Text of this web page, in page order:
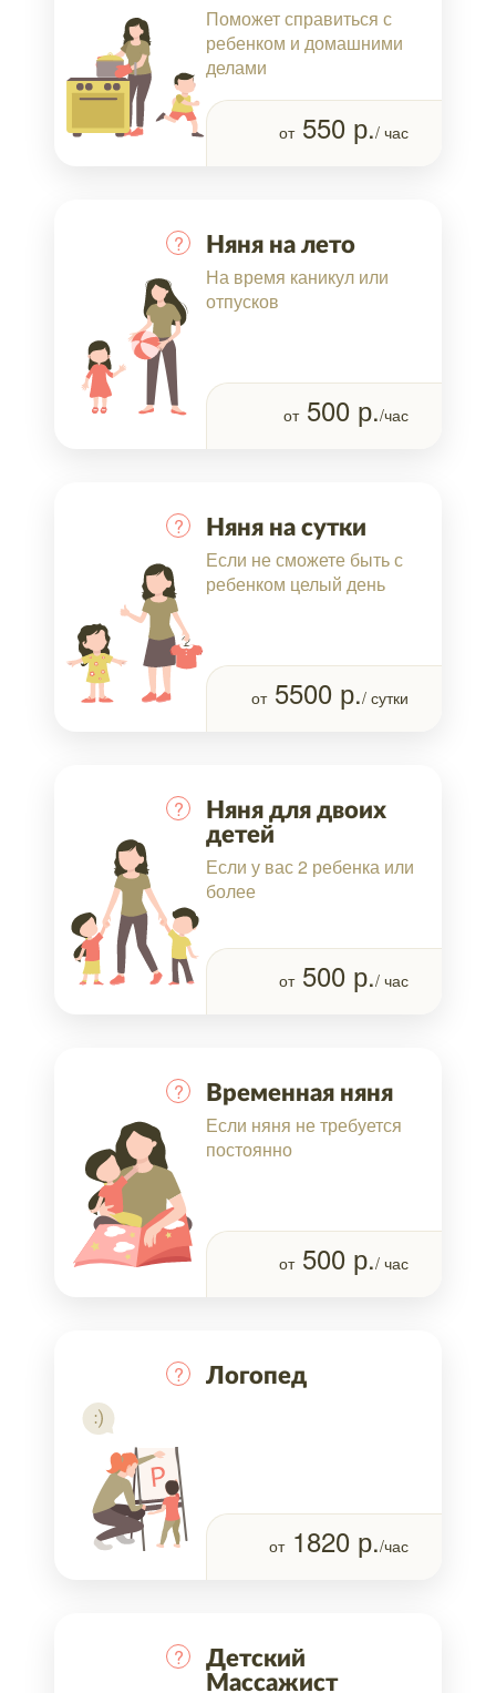
Поможет справиться с
ребенком и домашними
делами
от 550 р./ час
Няня на лето
На время каникул или
отпусков
?
от 500 р./час
Няня на сутки
Если не сможете быть с
ребенком целый день
?
от 5500 р./ сутки
Няня для двоих
детей
Если у вас 2 ребенка или
более
?
от 500 р./ час
Временная няня
Если няня не требуется
постоянно
?
от 500 р./ час
Логопед
?
от 1820 р./час
Детский
Массажист
?